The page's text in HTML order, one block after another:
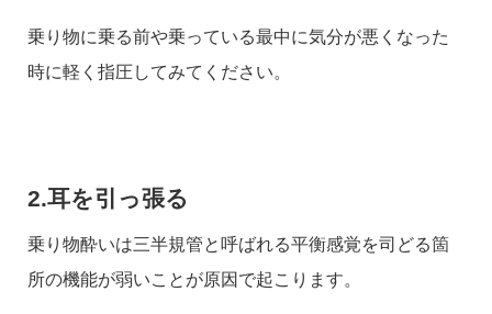
乗り物に乗る前や乗っている最中に気分が悪くなった
時に軽く指圧してみてください。
2.耳を引っ張る
乗り物酔いは三半規管と呼ばれる平衡感覚を司どる箇
所の機能が弱いことが原因で起こります。